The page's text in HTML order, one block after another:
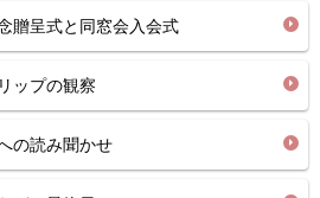
呈式と同窓会入会式
ップの観察
の読み聞かせ